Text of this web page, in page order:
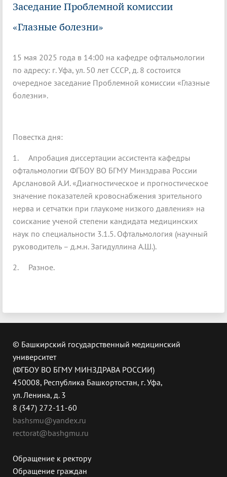
Заседание Проблемной комиссии
«Глазные болезни»
15 мая 2025 года в 14:00 на кафедре офтальмологии
по адресу: г. Уфа, ул. 50 лет СССР, д. 8 состоится
очередное заседание Проблемной комиссии «Глазные
болезни».
Повестка дня:
1. Апробация диссертации ассистента кафедры
офтальмологии ФГБОУ ВО БГМУ Минздрава России
Арслановой А.И. «Диагностическое и прогностическое
значение показателей кровоснабжения зрительного
нерва и сетчатки при глаукоме низкого давления» на
соискание ученой степени кандидата медицинских
наук по специальности 3.1.5. Офтальмология (научный
руководитель – д.м.н. Загидуллина А.Ш.).
2. Разное.
© Башкирский государственный медицинский
университет
(ФГБОУ ВО БГМУ МИНЗДРАВА РОССИИ)
450008, Республика Башкортостан, г. Уфа,
ул. Ленина, д. 3
8 (347) 272-11-60
bashsmu@yandex.ru
rectorat@bashgmu.ru
Обращение к ректору
Обращение граждан